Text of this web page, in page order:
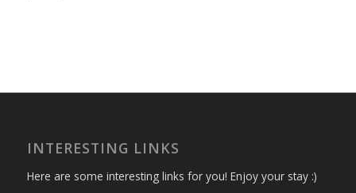
INTERESTING LINKS
Here are some interesting links for you! Enjoy your stay :)